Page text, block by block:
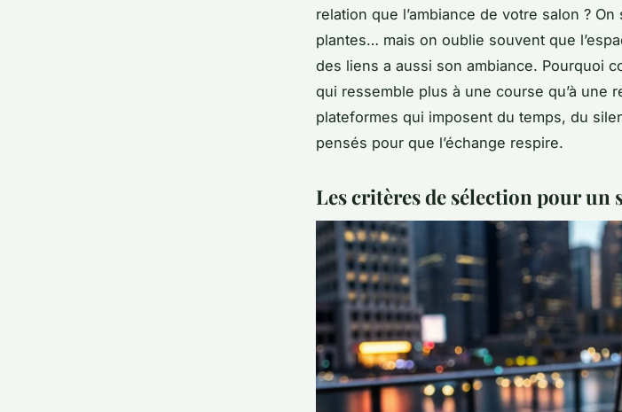
relation que l’ambiance de votre salon ?
plantes… mais on oublie souvent que
des liens a aussi son ambiance. Pourquoi
qui ressemble plus à une course qu’à une
plateformes qui imposent du temps, du
pensés pour que l’échange respire.
Les critères de sélection pour